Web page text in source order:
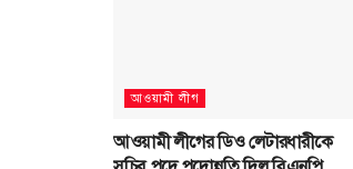
আওয়ামী লীগ
আওয়ামী লীগের ডিও লেটারধারীকে